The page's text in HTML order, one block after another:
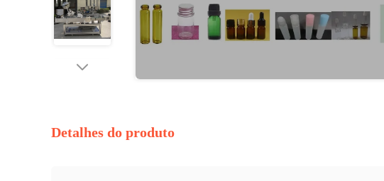
Detalhes do produto